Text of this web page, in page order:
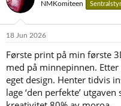
j
o
e
:
NMKomiteen
18 Jun 2026
Første print på min første
med på minnepinnen.
eget design. Henter tidvis
lage ‘den perfekte’